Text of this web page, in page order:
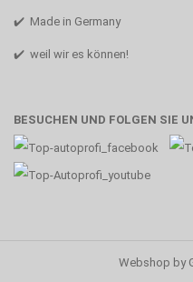
✔️ Made in Germany
✔️ weil wir es können!
BESUCHEN UND FOLGEN SIE
Webshop by